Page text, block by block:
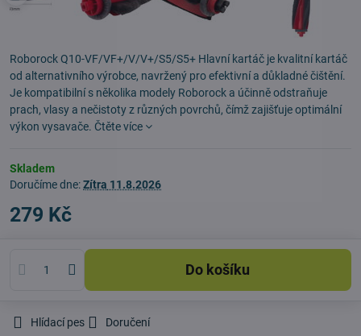
Roborock Q10-VF/VF+/V/V+/S5/S5+ Hlavní kartáč je kvalitní kartáč
od alternativního výrobce, navržený pro efektivní a důkladné čištění.
Je kompatibilní s několika modely Roborock a účinně odstraňuje
prach, vlasy a nečistoty z různých povrchů, čímž zajišťuje optimální
výkon vysavače. Čtěte více
Skladem
Doručíme dne:Zítra 11.8.2026
279 Kč
Do košíku
Hlídací pes Doručení